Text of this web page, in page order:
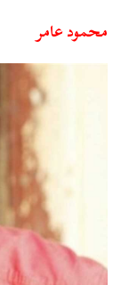
محمود عامر